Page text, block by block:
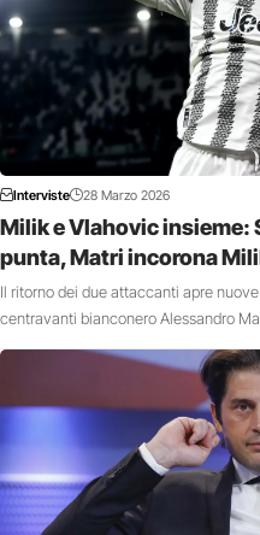
Interviste 28 Marzo 2026
Milik e Vlahovic insieme:
punta, Matri incorona
Il ritorno dei due attaccanti apre
centravanti bianconero Alessandro